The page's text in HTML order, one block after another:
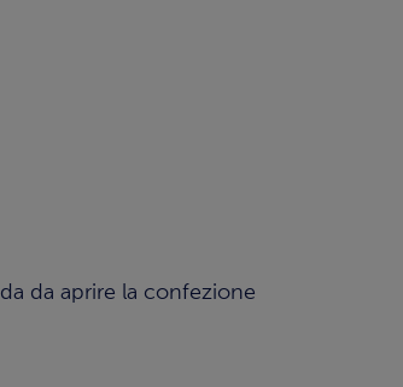
da aprire la confezione